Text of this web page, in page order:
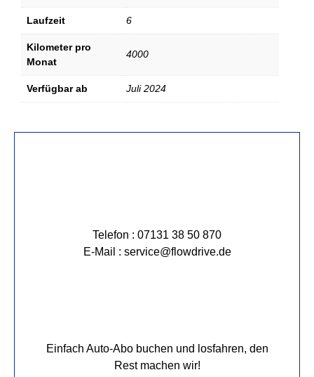
Laufzeit 6
Kilometer pro
Monat
4000
Verfügbar ab Juli 2024
Telefon : 07131 38 50 870
E-Mail : service@flowdrive.de
Einfach Auto-Abo buchen und losfahren, den
Rest machen wir!